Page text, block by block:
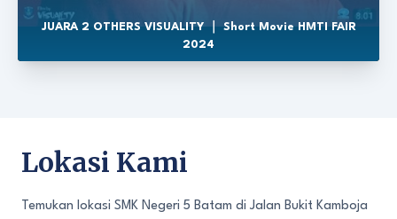
JUARA 2 OTHERS VISUALITY ｜ Short Movie HMTI FAIR
2024
Lokasi Kami
Temukan lokasi SMK Negeri 5 Batam di Jalan Bukit Kamboja